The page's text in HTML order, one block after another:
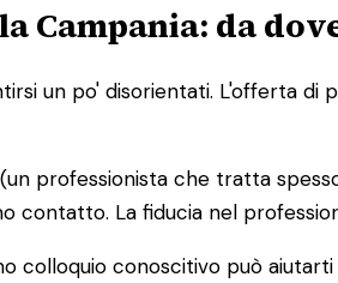
Campania: da
un po' disorientati. L'offerta
professionista che tratta
contatto. La fiducia nel
colloquio conoscitivo può